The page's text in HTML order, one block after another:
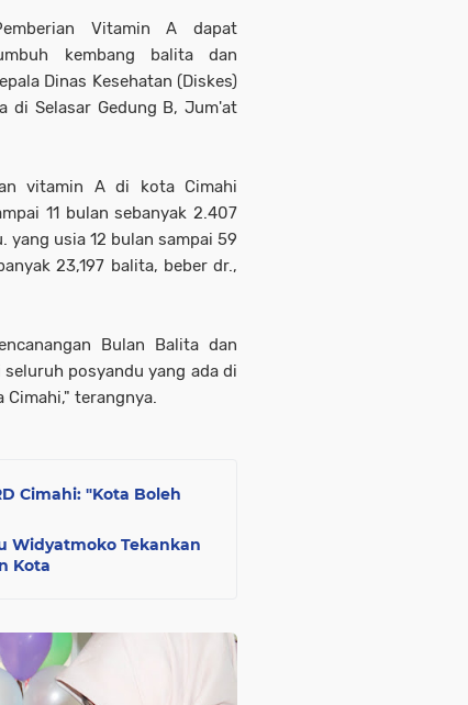
Vitamin A dapat
kembang balita dan
Dinas Kesehatan (Diskes)
di Selasar Gedung B, Jum'at
vitamin A di kota Cimahi
11 bulan sebanyak 2.407
usia 12 bulan sampai 59
23,197 balita, beber dr.,
Bulan Balita dan
posyandu yang ada di
Cimahi," terangnya.
Cimahi: "Kota Boleh
Widyatmoko Tekankan
Kota